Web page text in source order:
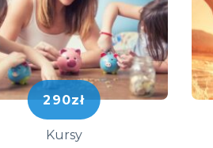
290zł
Kursy